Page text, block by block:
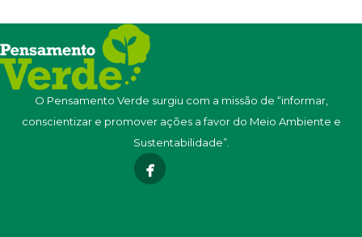
O Pensamento Verde surgiu com a missão de “informar,
conscientizar e promover ações a favor do Meio Ambiente e
Sustentabilidade”.